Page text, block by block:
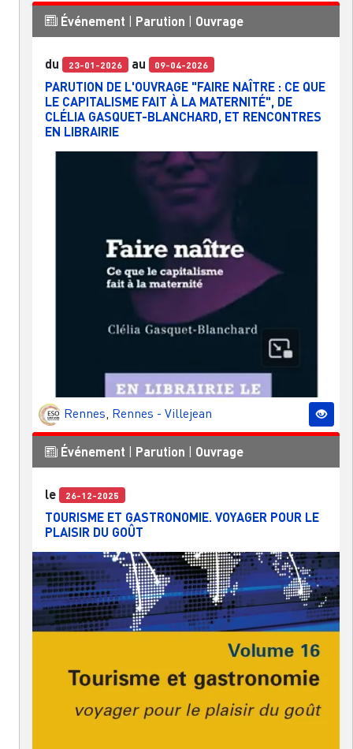
Événement | Parution | Ouvrage
du 23-01-2026 au 09-04-2026
PARUTION DE L'OUVRAGE "FAIRE NAÎTRE : CE QUE
LE CAPITALISME FAIT À LA MATERNITÉ", DE
CLÉLIA GASQUET-BLANCHARD, ET RENCONTRES
EN LIBRAIRIE
Rennes Rennes - Villejean
Événement | Parution | Ouvrage
le 26-12-2025
TOURISME ET GASTRONOMIE. VOYAGER POUR LE
PLAISIR DU GOÛT